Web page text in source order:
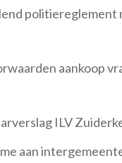
aankoop
ILV
aan